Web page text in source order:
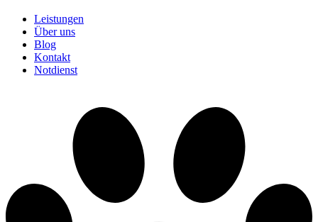
Leistungen
Über uns
Blog
Kontakt
Notdienst